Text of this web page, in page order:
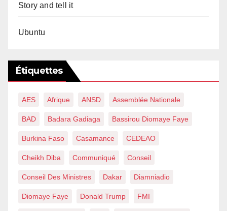
Story and tell it
Ubuntu
Étiquettes
AES Afrique ANSD Assemblée Nationale
BAD Badara Gadiaga Bassirou Diomaye Faye
Burkina Faso Casamance CEDEAO
Cheikh Diba Communiqué Conseil
Conseil Des Ministres Dakar Diamniadio
Diomaye Faye Donald Trump FMI